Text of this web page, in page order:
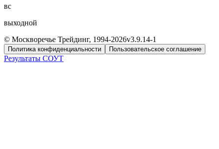
вс
выходной
© Москворечье Трейдинг, 1994-2026v3.9.14-1
Политика конфиденциальности Пользовательское соглашение
Результаты СОУТ